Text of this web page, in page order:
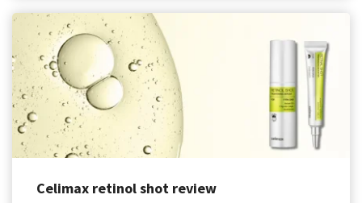
Celimax retinol shot review